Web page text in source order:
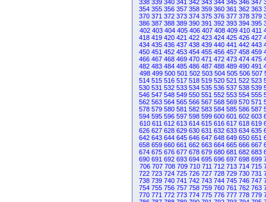
338 339 340 341 342 343 344 345 346 347
354 355 356 357 358 359 360 361 362 363
370 371 372 373 374 375 376 377 378 379
386 387 388 389 390 391 392 393 394 395
402 403 404 405 406 407 408 409 410 411
418 419 420 421 422 423 424 425 426 427
434 435 436 437 438 439 440 441 442 443
450 451 452 453 454 455 456 457 458 459
466 467 468 469 470 471 472 473 474 475
482 483 484 485 486 487 488 489 490 491
498 499 500 501 502 503 504 505 506 507
514 515 516 517 518 519 520 521 522 523
530 531 532 533 534 535 536 537 538 539
546 547 548 549 550 551 552 553 554 555
562 563 564 565 566 567 568 569 570 571
578 579 580 581 582 583 584 585 586 587
594 595 596 597 598 599 600 601 602 603
610 611 612 613 614 615 616 617 618 619
626 627 628 629 630 631 632 633 634 635
642 643 644 645 646 647 648 649 650 651
658 659 660 661 662 663 664 665 666 667
674 675 676 677 678 679 680 681 682 683
690 691 692 693 694 695 696 697 698 699
706 707 708 709 710 711 712 713 714 715
722 723 724 725 726 727 728 729 730 731
738 739 740 741 742 743 744 745 746 747
754 755 756 757 758 759 760 761 762 763
770 771 772 773 774 775 776 777 778 779